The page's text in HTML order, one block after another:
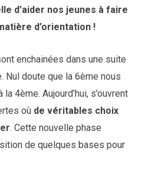
d’aider nos jeunes à faire
d’orientation !
enchainées dans une suite
Nul doute que la 6ème nous
4ème. Aujourd’hui, s’ouvrent
où de véritables choix
. Cette nouvelle phase
de quelques bases pour